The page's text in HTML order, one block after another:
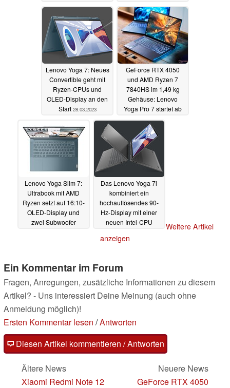
29.03.2023
Lenovo Yoga 7: Neues
Convertible geht mit
Ryzen-CPUs und
OLED-Display an den
Start 28.03.2023
GeForce RTX 4050
und AMD Ryzen 7
7840HS im 1,49 kg
Gehäuse: Lenovo
Yoga Pro 7 startet ab
28.03.2023
Lenovo Yoga Slim 7:
Ultrabook mit AMD
Ryzen setzt auf 16:10-
OLED-Display und
zwei Subwoofer
Das Lenovo Yoga 7i
kombiniert ein
hochauflösendes 90-
Hz-Display mit einer
neuen Intel-CPU
Weitere Artikel
anzeigen
Ein Kommentar im Forum
Fragen, Anregungen, zusätzliche Informationen zu diesem
Artikel? - Uns interessiert Deine Meinung (auch ohne
Anmeldung möglich)!
Ersten Kommentar lesen /Antworten
Diesen Artikel kommentieren / Antworten
Ältere News
Xiaomi Redmi Note 12
Neuere News
GeForce RTX 4050